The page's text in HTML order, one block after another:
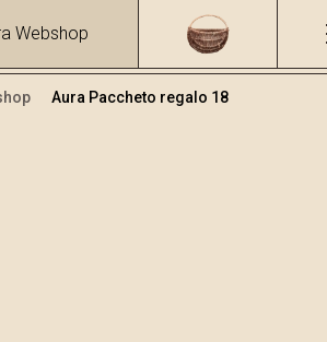
Webshop
Aura Paccheto regalo 18